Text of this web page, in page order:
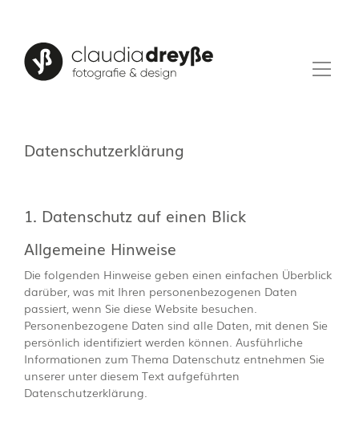
Datenschutzerklärung
1. Datenschutz auf einen Blick
Allgemeine Hinweise
Die folgenden Hinweise geben einen einfachen Überblick
darüber, was mit Ihren personenbezogenen Daten
passiert, wenn Sie diese Website besuchen.
Personenbezogene Daten sind alle Daten, mit denen Sie
persönlich identifiziert werden können. Ausführliche
Informationen zum Thema Datenschutz entnehmen Sie
unserer unter diesem Text aufgeführten
Datenschutzerklärung.